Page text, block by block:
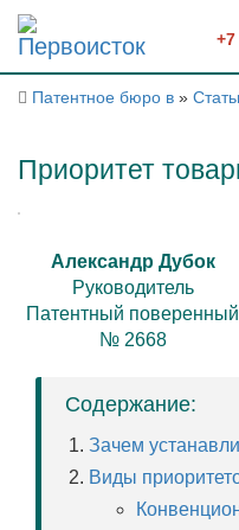
Патентное бюро в »
Приоритет
Александр Дубок
Руководитель
Патентный поверенный
№ 2668
Содержание:
Зачем
Виды